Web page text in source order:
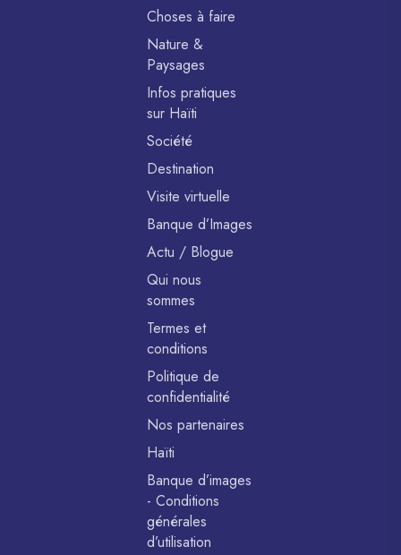
Choses à faire
Nature &
Paysages
Infos pratiques
sur Haïti
Société
Destination
Visite virtuelle
Banque d’Images
Actu / Blogue
Qui nous
sommes
Termes et
conditions
Politique de
confidentialité
Nos partenaires
Haïti
Banque d’images
- Conditions
générales
d’utilisation